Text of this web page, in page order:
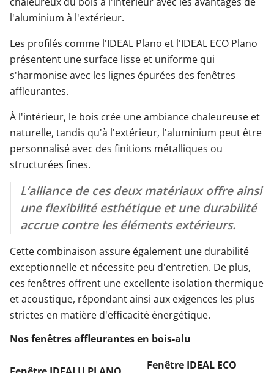
l'aluminium à l'extérieur.
Les profilés comme l'IDEAL Plano et l'IDEAL ECO Plano
présentent une surface lisse et uniforme qui
s'harmonise avec les lignes épurées des fenêtres
affleurantes.
À l'intérieur, le bois crée une ambiance chaleureuse et
naturelle, tandis qu'à l'extérieur, l'aluminium peut être
personnalisé avec des finitions métalliques ou
structurées fines.
L’alliance de ces deux matériaux offre ainsi
une flexibilité esthétique et une durabilité
accrue contre les éléments extérieurs.
Cette combinaison assure également une durabilité
exceptionnelle et nécessite peu d'entretien. De plus,
ces fenêtres offrent une excellente isolation thermique
et acoustique, répondant ainsi aux exigences les plus
strictes en matière d'efficacité énergétique.
Nos fenêtres affleurantes en bois-alu
Fenêtre IDEAL ECO